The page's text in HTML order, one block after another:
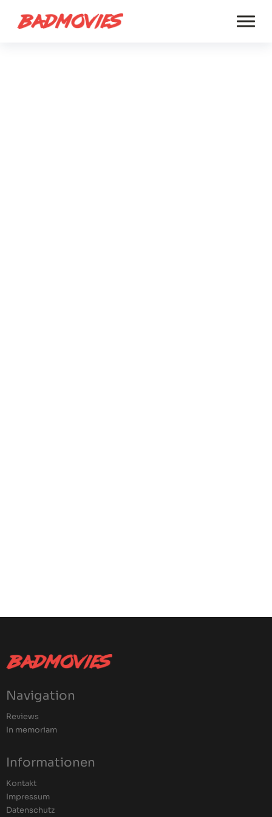
Navigation
Reviews
In memoriam
Informationen
Kontakt
Impressum
Datenschutz